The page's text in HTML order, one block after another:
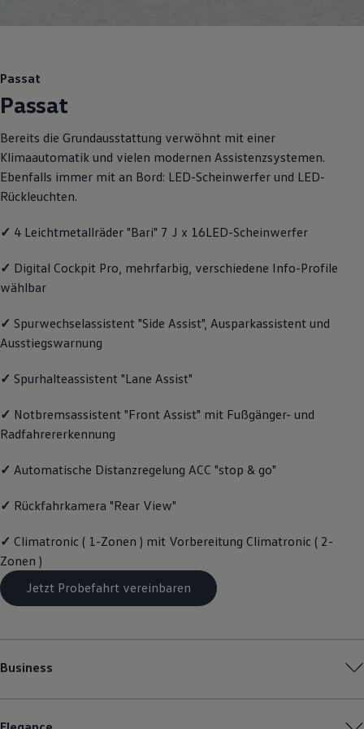
Räder und Reifen
Entertainment und Elektronik
Individualisieren
Wallbox und Ladekabel
Handy und Fahrzeug verbinden
Über Ihr Auto
Vorgängermodelle
Warn- und Kontrollleuchten
Digitale Betriebsanleitung
Magazin
Transport
Familie
Elektromobilität
Pannen- und Unfallhilfe
Volkswagen Kundenbetreuung
Passat
Passat
Bereits die Grundausstattung verwöhnt mit einer
Klimaautomatik und vielen modernen Assistenzsystemen.
Ebenfalls immer mit an Bord: LED-Scheinwerfer und LED-
Rückleuchten.
✓ 4 Leichtmetallräder "Bari" 7 J x 16LED-Scheinwerfer
✓ Digital Cockpit Pro, mehrfarbig, verschiedene Info-Profile
wählbar
✓ Spurwechselassistent "Side Assist", Ausparkassistent und
Ausstiegswarnung
✓ Spurhalteassistent "Lane Assist"
✓ Notbremsassistent "Front Assist" mit Fußgänger- und
Radfahrererkennung
✓ Automatische Distanzregelung ACC "stop & go"
✓ Rückfahrkamera "Rear View"
✓ Climatronic ( 1-Zonen ) mit Vorbereitung Climatronic ( 2-
Zonen )
Jetzt Probefahrt vereinbaren
Business